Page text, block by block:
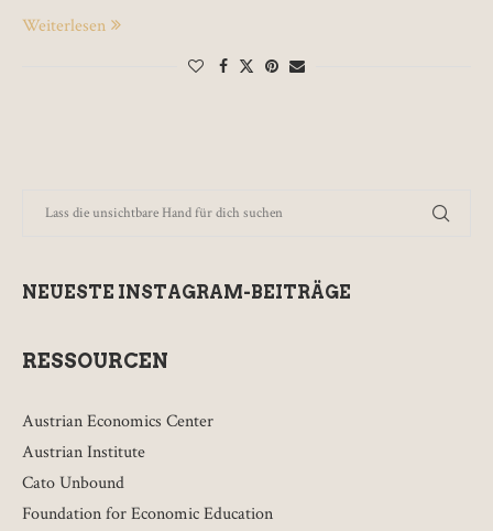
Weiterlesen
NEUESTE INSTAGRAM-BEITRÄGE
RESSOURCEN
Austrian Economics Center
Austrian Institute
Cato Unbound
Foundation for Economic Education